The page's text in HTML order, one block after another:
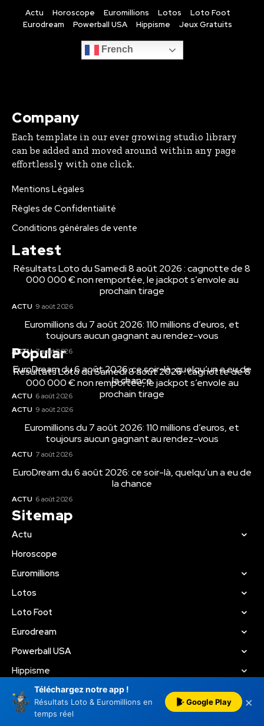
Actu Horoscope Euromillions Lotos
Loto Foot
Eurodream
Powerball USA Hippisme Jeux Gratuits
French
Company
Each template in our ever growing studio library
can be added and moved around within any page
effortlessly with one click.
Mentions Légales
Règles de Confidentialité
Conditions générales de vente
Latest
Résultats Loto du Samedi 8 août 2026 : cagnotte de 8
000 000 € non remportée, le jackpot s’envole au
prochain tirage
ACTU 9 août 2026
Euromillions du 7 août 2026: 110 millions d’euros, et
toujours aucun gagnant au rendez-vous
ACTU 7 août 2026
EuroDream du 6 août 2026: ce soir-là, quelqu’un a eu de
la chance
ACTU 6 août 2026
Popular
Résultats Loto du Samedi 8 août 2026 : cagnotte de 8
000 000 € non remportée, le jackpot s’envole au
prochain tirage
ACTU 9 août 2026
Euromillions du 7 août 2026: 110 millions d’euros, et
toujours aucun gagnant au rendez-vous
ACTU 7 août 2026
EuroDream du 6 août 2026: ce soir-là, quelqu’un a eu de
la chance
ACTU 6 août 2026
Sitemap
Actu
Horoscope
Euromillions
Lotos
Loto Foot
Eurodream
Powerball USA
Hippisme
Jeux Gratuits
Téléchargez notre app !
Résultats Loto & Euromillions en
temps réel
Google Play ×
?